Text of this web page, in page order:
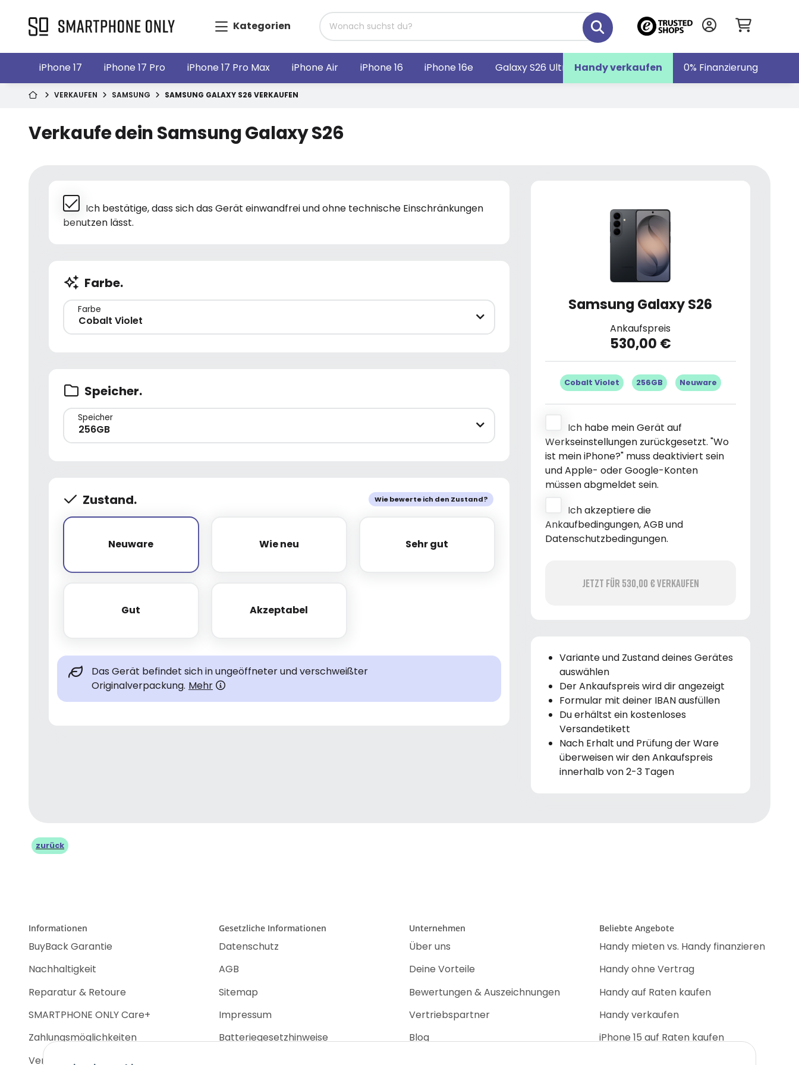
Kategorien
Handy verkaufen 0% Finanzierung
iPhone 17 iPhone 17 Pro iPhone 17 Pro Max iPhone Air iPhone 16 iPhone 16e Galaxy S26 Ultra Galaxy S26 Galaxy Z Fold7
VERKAUFEN SAMSUNG SAMSUNG GALAXY S26 VERKAUFEN
Verkaufe dein Samsung Galaxy S26
Ich bestätige, dass sich das Gerät einwandfrei und ohne technische Einschränkungen
benutzen lässt.
Farbe.
Farbe
Cobalt Violet
Speicher.
Speicher
256GB
Wie bewerte ich den Zustand?
Zustand.
Neuware
Neuware Wie neu
Wie neu Sehr gut
Sehr gut
Gut
Gut Akzeptabel
Akzeptabel
Das Gerät befindet sich in ungeöffneter und verschweißter
Originalverpackung. Mehr
Samsung Galaxy S26
Ankaufspreis
530,00 €
Cobalt Violet 256GB Neuware
Ich habe mein Gerät auf
Werkseinstellungen zurückgesetzt. "Wo
ist mein iPhone?" muss deaktiviert sein
und Apple- oder Google-Konten
müssen abgmeldet sein.
Ich akzeptiere die
Ankaufbedingungen, AGB und
Datenschutzbedingungen.
Jetzt für 530,00 € verkaufen
Variante und Zustand deines Gerätes
auswählen
Der Ankaufspreis wird dir angezeigt
Formular mit deiner IBAN ausfüllen
Du erhältst ein kostenloses
Versandetikett
Nach Erhalt und Prüfung der Ware
überweisen wir den Ankaufspreis
innerhalb von 2-3 Tagen
zurück
Informationen
BuyBack Garantie
Nachhaltigkeit
Reparatur & Retoure
SMARTPHONE ONLY Care+
Zahlungsmöglichkeiten
Versandinformationen
Gesetzliche Informationen
Datenschutz
AGB
Sitemap
Impressum
Batteriegesetzhinweise
Unternehmen
Über uns
Deine Vorteile
Bewertungen & Auszeichnungen
Vertriebspartner
Blog
Beliebte Angebote
Handy mieten vs. Handy finanzieren
Handy ohne Vertrag
Handy auf Raten kaufen
Handy verkaufen
iPhone 15 auf Raten kaufen